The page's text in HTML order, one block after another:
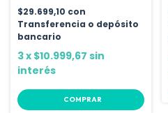
$29.699,10 con
Transferencia o depósito
bancario
3x $10.999,67 sin
interés
COMPRAR